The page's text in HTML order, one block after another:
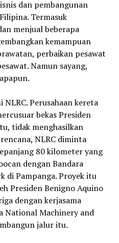
dan pembangunan
Termasuk
menjual beberapa
kemampuan
perbaikan pesawat
Namun sayang,
Perusahaan kereta
bekas Presiden
tidak menghasilkan
NLRC diminta
80 kilometer yang
dengan Bandara
di Pampanga. Proyek itu
Presiden Benigno Aquino
dengan kerjasama
National Machinery and
jalur itu.